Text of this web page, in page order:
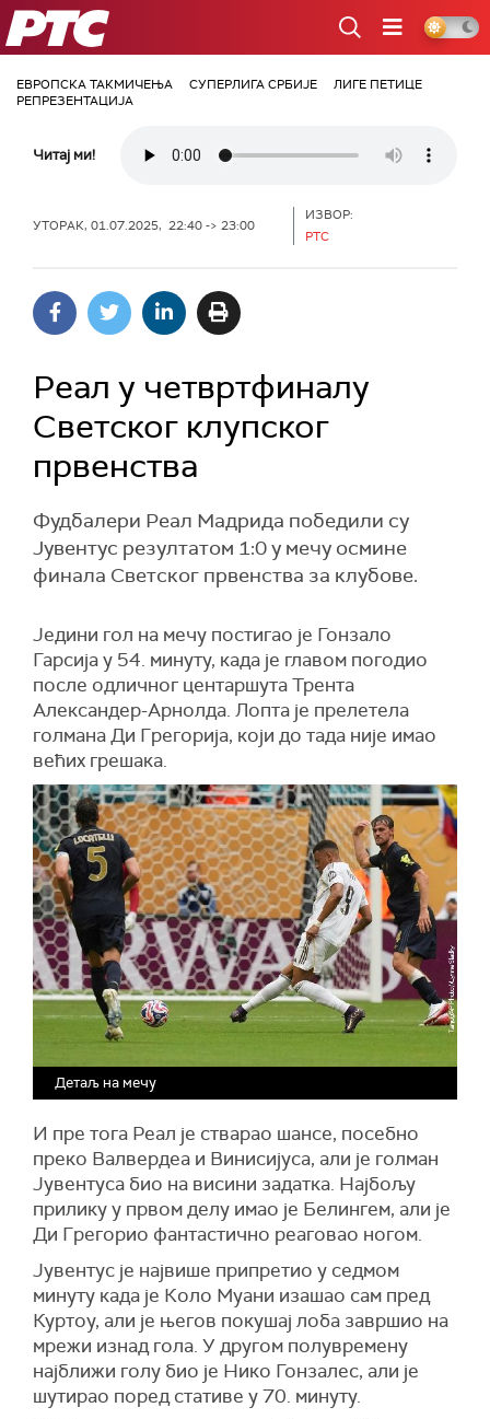
РТС
ЕВРОПСКА ТАКМИЧЕЊА СУПЕРЛИГА СРБИЈЕ
ЛИГЕ ПЕТИЦЕ
РЕПРЕЗЕНТАЦИЈА
Читај ми!
УТОРАК, 01.07.2025, 22:40 -> 23:00
ИЗВОР:
РТС
Реал у четвртфиналу
Светског клупског
првенства
Фудбалери Реал Мадрида победили су
Јувентус резултатом 1:0 у мечу осмине
финала Светског првенства за клубове.
Једини гол на мечу постигао је Гонзало
Гарсија у 54. минуту, када је главом погодио
после одличног центаршута Трента
Александер-Арнолда. Лопта је прелетела
голмана Ди Грегорија, који до тада није имао
већих грешака.
Детаљ на мечу
И пре тога Реал је стварао шансе, посебно
преко Валвердеа и Винисијуса, али је голман
Јувентуса био на висини задатка. Најбољу
прилику у првом делу имао је Белингем, али је
Ди Грегорио фантастично реаговао ногом.
Јувентус је највише припретио у седмом
минуту када је Коло Муани изашао сам пред
Куртоу, али је његов покушај лоба завршио на
мрежи изнад гола. У другом полувремену
најближи голу био је Нико Гонзалес, али је
шутирао поред стативе у 70. минуту.